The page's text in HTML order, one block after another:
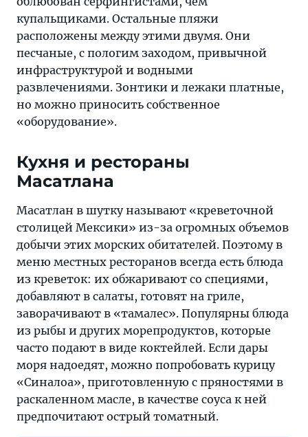
купальщиками. Остальные пляжи
расположены между этими двумя. Они
песчаные, с пологим заходом, привычной
инфраструктурой и водными
развлечениями. Зонтики и лежаки платные,
но можно приносить собственное
«оборудование».
Кухня и рестораны
Масатлана
Масатлан в шутку называют «креветочной
столицей Мексики» из-за огромных объемов
добычи этих морских обитателей. Поэтому в
меню местных ресторанов всегда есть блюда
из креветок: их обжаривают со специями,
добавляют в салаты, готовят на гриле,
заворачивают в «тамалес». Популярны блюда
из рыбы и других морепродуктов, которые
часто подают в виде коктейлей. Если дары
моря надоедят, можно попробовать курицу
«Синалоа», приготовленную с пряностями в
раскаленном масле, в качестве соуса к ней
предпочитают острый томатный.